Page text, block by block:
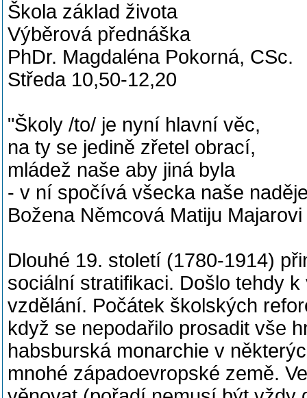
Škola základ života
Výběrová přednáška
PhDr. Magdaléna Pokorná, CSc.
Středa 10,50-12,20
"Školy /to/ je nyní hlavní věc,
na ty se jedině zřetel obrací,
mládež naše aby jiná byla
- v ní spočívá všecka naše
Božena Němcová Matiju
Dlouhé 19. století (1780-1914)
sociální stratifikaci. Došlo tehdy
vzdělání. Počátek školských
když se nepodařilo prosadit vše
habsburská monarchie v
mnohé západoevropské země.